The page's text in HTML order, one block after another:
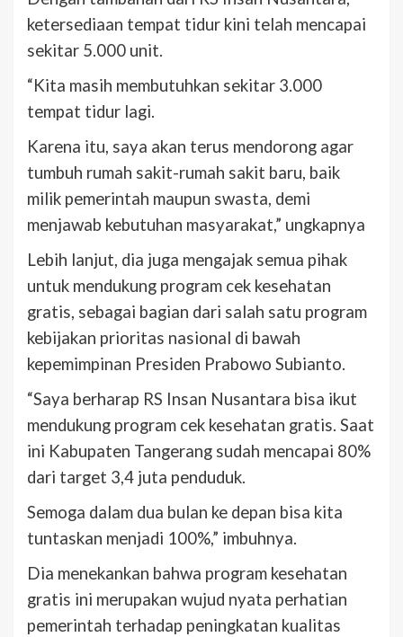
ketersediaan tempat tidur kini telah mencapai
sekitar 5.000 unit.
“Kita masih membutuhkan sekitar 3.000
tempat tidur lagi.
Karena itu, saya akan terus mendorong agar
tumbuh rumah sakit-rumah sakit baru, baik
milik pemerintah maupun swasta, demi
menjawab kebutuhan masyarakat,” ungkapnya
Lebih lanjut, dia juga mengajak semua pihak
untuk mendukung program cek kesehatan
gratis, sebagai bagian dari salah satu program
kebijakan prioritas nasional di bawah
kepemimpinan Presiden Prabowo Subianto.
“Saya berharap RS Insan Nusantara bisa ikut
mendukung program cek kesehatan gratis. Saat
ini Kabupaten Tangerang sudah mencapai 80%
dari target 3,4 juta penduduk.
Semoga dalam dua bulan ke depan bisa kita
tuntaskan menjadi 100%,” imbuhnya.
Dia menekankan bahwa program kesehatan
gratis ini merupakan wujud nyata perhatian
pemerintah terhadap peningkatan kualitas